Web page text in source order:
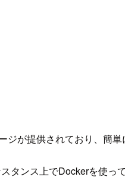
が提供されており、簡単
タンス上でDockerを使っ